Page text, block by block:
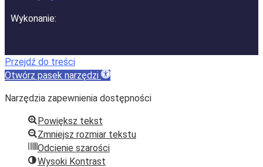
Wykonanie:
Przejdź do treści
Otwórz pasek narzędzi
Narzędzia zapewnienia dostępności
Powiększ tekst
Zmniejsz rozmiar tekstu
Odcienie szarości
Wysoki Kontrast